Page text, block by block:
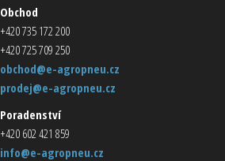
Obchod
+420 735 172 200
+420 725 709 250
obchod@e-agropneu.cz
prodej@e-agropneu.cz
Poradenství
+420 602 421 859
info@e-agropneu.cz